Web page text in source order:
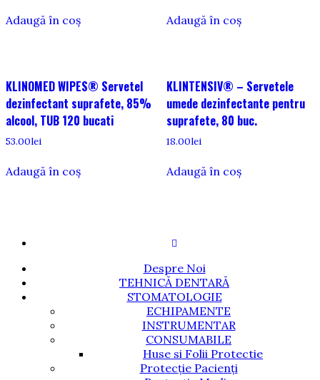
Adaugă în coș Adaugă în coș
KLINOMED WIPES® Servetel
dezinfectant suprafete, 85%
alcool, TUB 120 bucati
53.00lei
Adaugă în coș
KLINTENSIV® – Servetele
umede dezinfectante pentru
suprafete, 80 buc.
18.00lei
Adaugă în coș
Despre Noi
TEHNICĂ DENTARĂ
STOMATOLOGIE
ECHIPAMENTE
INSTRUMENTAR
CONSUMABILE
Huse si Folii Protectie
Protecție Pacienți